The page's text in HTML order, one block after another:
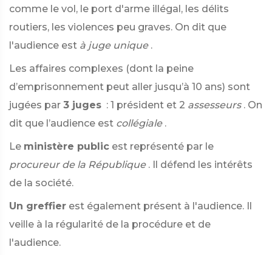
comme le vol, le port d'arme illégal, les délits
routiers, les violences peu graves. On dit que
l'audience est à juge unique .
Les affaires complexes (dont la peine
d’emprisonnement peut aller jusqu’à 10 ans) sont
jugées par 3 juges : 1 président et 2 assesseurs . On
dit que l’audience est collégiale .
Le ministère public est représenté par le
procureur de la République . Il défend les intérêts
de la société.
Un greffier est également présent à l'audience. Il
veille à la régularité de la procédure et de
l'audience.